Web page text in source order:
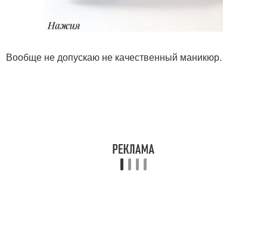
Вообще не допускаю не качественный маникюр.